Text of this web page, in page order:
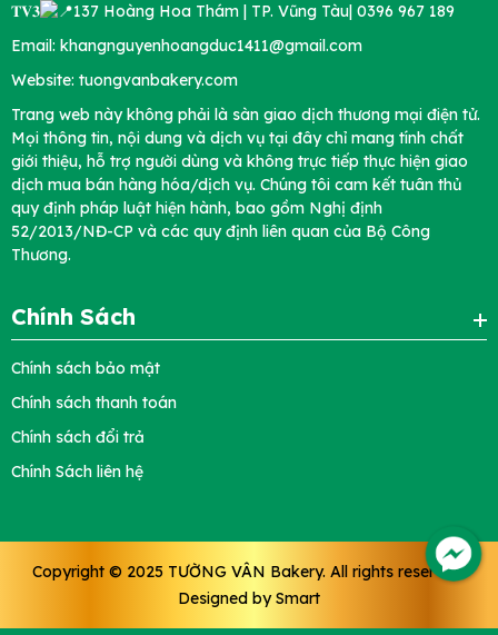
𝐓𝐕𝟑
137 Hoàng Hoa Thám | TP. Vũng Tàu| 0396 967 189
Email: khangnguyenhoangduc1411@gmail.com
Website: tuongvanbakery.com
Trang web này không phải là sàn giao dịch thương mại điện tử.
Mọi thông tin, nội dung và dịch vụ tại đây chỉ mang tính chất
giới thiệu, hỗ trợ người dùng và không trực tiếp thực hiện giao
dịch mua bán hàng hóa/dịch vụ. Chúng tôi cam kết tuân thủ
quy định pháp luật hiện hành, bao gồm Nghị định
52/2013/NĐ-CP và các quy định liên quan của Bộ Công
Thương.
Chính Sách
Chính sách bảo mật
Chính sách thanh toán
Chính sách đổi trả
Chính Sách liên hệ
Copyright © 2025 TƯỜNG VÂN Bakery. All rights reserved.
Designed bySmart